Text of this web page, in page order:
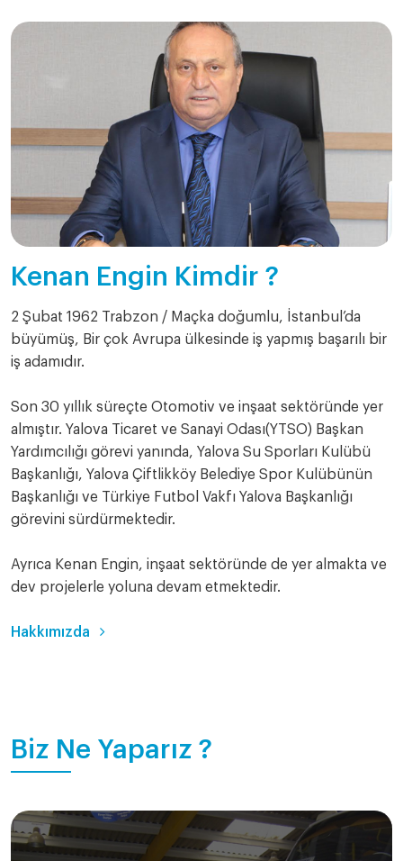
Kenan Engin Kimdir ?
2 Şubat 1962 Trabzon / Maçka doğumlu, İstanbul’da
büyümüş, Bir çok Avrupa ülkesinde iş yapmış başarılı bir
iş adamıdır.
Son 30 yıllık süreçte Otomotiv ve inşaat sektöründe yer
almıştır. Yalova Ticaret ve Sanayi Odası(YTSO) Başkan
Yardımcılığı görevi yanında, Yalova Su Sporları Kulübü
Başkanlığı, Yalova Çiftlikköy Belediye Spor Kulübünün
Başkanlığı ve Türkiye Futbol Vakfı Yalova Başkanlığı
görevini sürdürmektedir.
Ayrıca Kenan Engin, inşaat sektöründe de yer almakta ve
dev projelerle yoluna devam etmektedir.
Hakkımızda
Biz Ne Yaparız ?